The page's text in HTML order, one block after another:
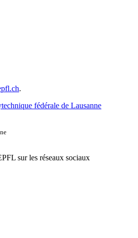
.
sur les réseaux sociaux